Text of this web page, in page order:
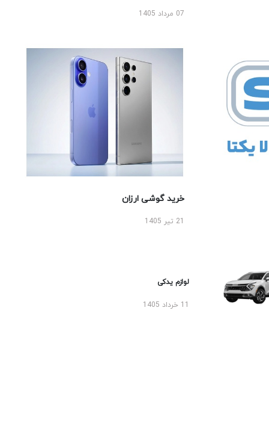
07 مرداد 1405
خرید گوشی ارزان
لوازم یدکی